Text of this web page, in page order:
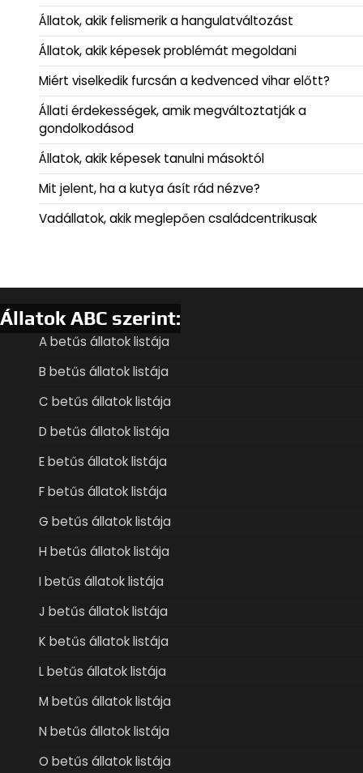
Állatok, akik felismerik a hangulatváltozást
Állatok, akik képesek problémát megoldani
Miért viselkedik furcsán a kedvenced vihar előtt?
Állati érdekességek, amik megváltoztatják a
gondolkodásod
Állatok, akik képesek tanulni másoktól
Mit jelent, ha a kutya ásít rád nézve?
Vadállatok, akik meglepően családcentrikusak
Állatok ABC szerint:
A betűs állatok listája
B betűs állatok listája
C betűs állatok listája
D betűs állatok listája
E betűs állatok listája
F betűs állatok listája
G betűs állatok listája
H betűs állatok listája
I betűs állatok listája
J betűs állatok listája
K betűs állatok listája
L betűs állatok listája
M betűs állatok listája
N betűs állatok listája
O betűs állatok listája